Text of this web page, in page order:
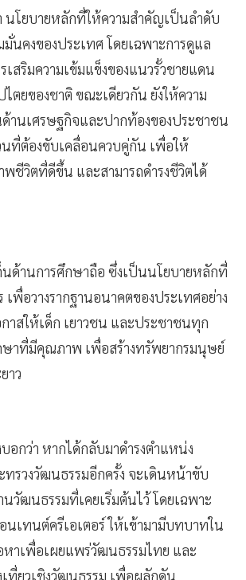
นโยบายหลักที่ให้ความสำคัญเป็นลำดับ
มั่นคงของประเทศ โดยเฉพาะการดูแล
สริมความเข้มแข็งของแนวรั้วชายแดน
ตยของชาติ ขณะเดียวกัน ยังให้ความ
านเศรษฐกิจและปากท้องของประชาชน
นที่ต้องขับเคลื่อนควบคู่กัน เพื่อให้
ชีวิตที่ดีขึ้น และสามารถดำรงชีวิตได้
ด้านการศึกษาถือ ซึ่งเป็นนโยบายหลักที่
เพื่อวางรากฐานอนาคตของประเทศอย่าง
าสให้เด็ก เยาวชน และประชาชนทุก
ษาที่มีคุณภาพ เพื่อสร้างทรัพยากรมนุษย์
าว
อกว่า หากได้กลับมาดำรงตำแหน่ง
ทรวงวัฒนธรรมอีกครั้ง จะเดินหน้าขับ
วัฒนธรรมที่เคยเริ่มต้นไว้ โดยเฉพาะ
นเทนต์ครีเอเตอร์ ให้เข้ามามีบทบาทใน
หาเพื่อเผยแพร่วัฒนธรรมไทย และ
ที่ยวเชิงวัฒนธรรม เพื่อผลักดัน